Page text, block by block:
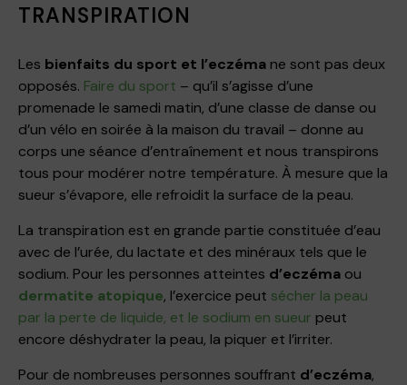
TRANSPIRATION
Les bienfaits du sport et l’eczéma ne sont pas deux
opposés. Faire du sport – qu’il s’agisse d’une
promenade le samedi matin, d’une classe de danse ou
d’un vélo en soirée à la maison du travail – donne au
corps une séance d’entraînement et nous transpirons
tous pour modérer notre température. À mesure que la
sueur s’évapore, elle refroidit la surface de la peau.
La transpiration est en grande partie constituée d’eau
avec de l’urée, du lactate et des minéraux tels que le
sodium. Pour les personnes atteintes d’eczéma ou
dermatite atopique, l’exercice peut sécher la peau
par la perte de liquide, et le sodium en sueur peut
encore déshydrater la peau, la piquer et l’irriter.
Pour de nombreuses personnes souffrant d’eczéma,